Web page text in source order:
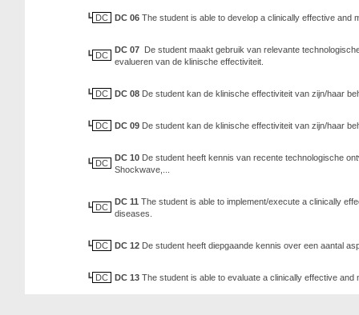
DC DC 06 The student is able to develop a clinically effective and
DC
DC 07 De student maakt gebruik van relevante
evalueren van de klinische effectiviteit.
DC DC 08 De student kan de klinische effectiviteit van zijn/haar
DC DC 09 De student kan de klinische effectiviteit van zijn/haar
DC
DC 10 De student heeft kennis van recente technologische
Shockwave,...
DC
DC 11 The student is able to implement/execute a clinically
diseases.
DC DC 12 De student heeft diepgaande kennis over een aantal
DC DC 13 The student is able to evaluate a clinically effective